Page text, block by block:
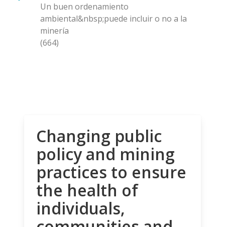
Un buen ordenamiento
ambiental&nbsp;puede incluir o no a la
minería
(664)
Changing public
policy and mining
practices to ensure
the health of
individuals,